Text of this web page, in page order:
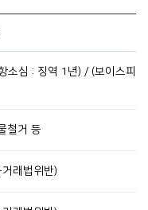
소심 : 징역 1년) / (보이스피
철거 등
래법위반)